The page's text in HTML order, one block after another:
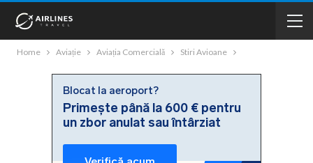
Home Aviație Aviația Comercială Stiri Avioane